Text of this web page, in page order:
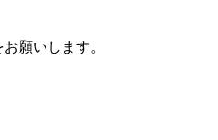
願いします。